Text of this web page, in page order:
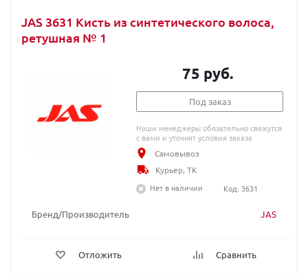
JAS 3631 Кисть из синтетического волоса,
ретушная № 1
Бренд/Производитель JAS
Отложить Сравнить
75 руб.
Под заказ
Наши менеджеры обязательно свяжутся
с вами и уточнят условия заказа
Самовывоз
Курьер, ТК
Нет в наличии
Код: 3631